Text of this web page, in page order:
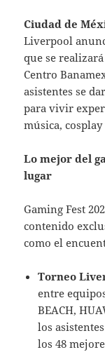
Ciudad de
Liverpool
que se
Centro
asistentes se
para vivir
música,
Lo mejor del
lugar
Gaming Fest
contenido
como el
Torneo
entre
BEACH,
los
los 48